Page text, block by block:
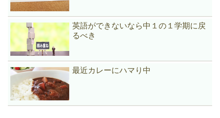
英語ができないなら中１の１学期に戻
るべき
最近カレーにハマり中